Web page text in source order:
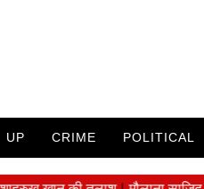
UP CRIME POLITICAL